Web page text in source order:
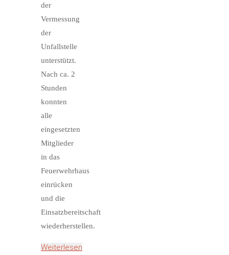
der
Vermessung
der
Unfallstelle
unterstützt.
Nach ca. 2
Stunden
konnten
alle
eingesetzten
Mitglieder
in das
Feuerwehrhaus
einrücken
und die
Einsatzbereitschaft
wiederherstellen.
Weiterlesen